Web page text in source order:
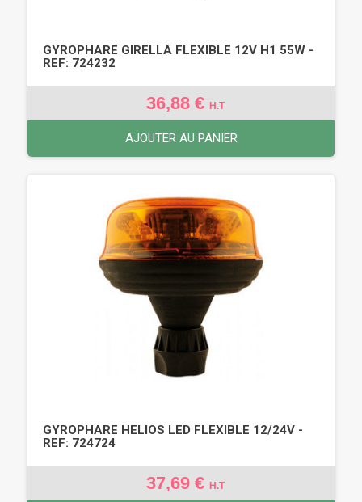
GYROPHARE GIRELLA FLEXIBLE 12V H1 55W -
REF: 724232
36,88 € H.T
AJOUTER AU PANIER
GYROPHARE HELIOS LED FLEXIBLE 12/24V -
REF: 724724
37,69 € H.T